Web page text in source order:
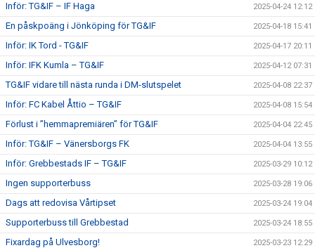
Inför: TG&IF – IF Haga 2025-04-24 12:12
En påskpoäng i Jönköping för TG&IF 2025-04-18 15:41
Inför: IK Tord - TG&IF 2025-04-17 20:11
Inför: IFK Kumla – TG&IF 2025-04-12 07:31
TG&IF vidare till nästa runda i DM-slutspelet 2025-04-08 22:37
Inför: FC Kabel Åttio – TG&IF 2025-04-08 15:54
Förlust i ”hemmapremiären” för TG&IF 2025-04-04 22:45
Inför: TG&IF – Vänersborgs FK 2025-04-04 13:55
Inför: Grebbestads IF – TG&IF 2025-03-29 10:12
Ingen supporterbuss 2025-03-28 19:06
Dags att redovisa Vårtipset 2025-03-24 19:04
Supporterbuss till Grebbestad 2025-03-24 18:55
Fixardag på Ulvesborg! 2025-03-23 12:29